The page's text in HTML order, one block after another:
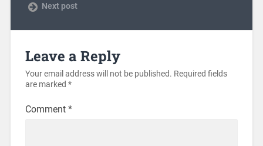
Next post
Leave a Reply
Your email address will not be published. Required fields
are marked *
Comment *